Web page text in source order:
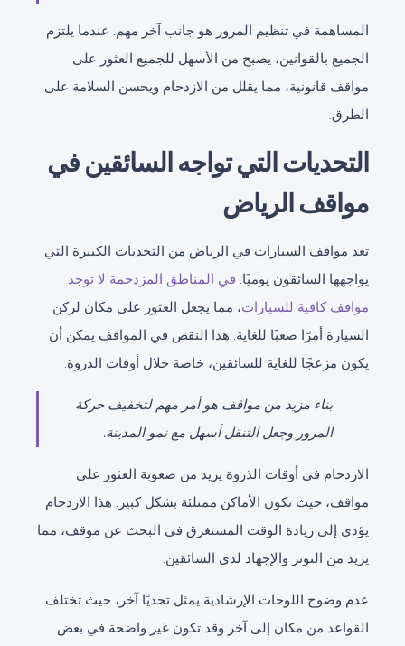
المساهمة في تنظيم المرور هو جانب آخر مهم. عندما يلتزم
الجميع بالقوانين، يصبح من الأسهل للجميع العثور على
مواقف قانونية، مما يقلل من الازدحام ويحسن السلامة على
الطرق.
التحديات التي تواجه السائقين في
مواقف الرياض
تعد مواقف السيارات في الرياض من التحديات الكبيرة التي
يواجهها السائقون يوميًا. في المناطق المزدحمة لا توجد
مواقف كافية للسيارات، مما يجعل العثور على مكان لركن
السيارة أمرًا صعبًا للغاية. هذا النقص في المواقف يمكن أن
يكون مزعجًا للغاية للسائقين، خاصة خلال أوقات الذروة.
بناء مزيد من مواقف هو أمر مهم لتخفيف حركة
المرور وجعل التنقل أسهل مع نمو المدينة.
الازدحام في أوقات الذروة يزيد من صعوبة العثور على
مواقف، حيث تكون الأماكن ممتلئة بشكل كبير. هذا الازدحام
يؤدي إلى زيادة الوقت المستغرق في البحث عن موقف، مما
يزيد من التوتر والإجهاد لدى السائقين.
عدم وضوح اللوحات الإرشادية يمثل تحديًا آخر، حيث تختلف
القواعد من مكان إلى آخر وقد تكون غير واضحة في بعض